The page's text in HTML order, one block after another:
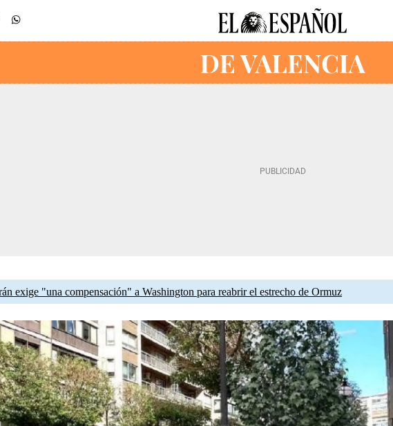
exige "una compensación" a Washington para reabrir el estrecho de Ormuz